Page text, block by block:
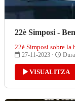
22è Simposi -
22è Simposi sobre la
27-11-2023 ·
VISUALITZA